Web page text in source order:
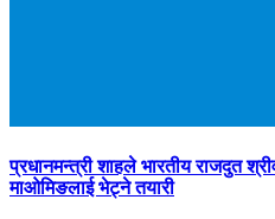
प्रधानमन्त्री शाहले भारतीय राजदुत
माओमिङलाई भेट्ने तयारी